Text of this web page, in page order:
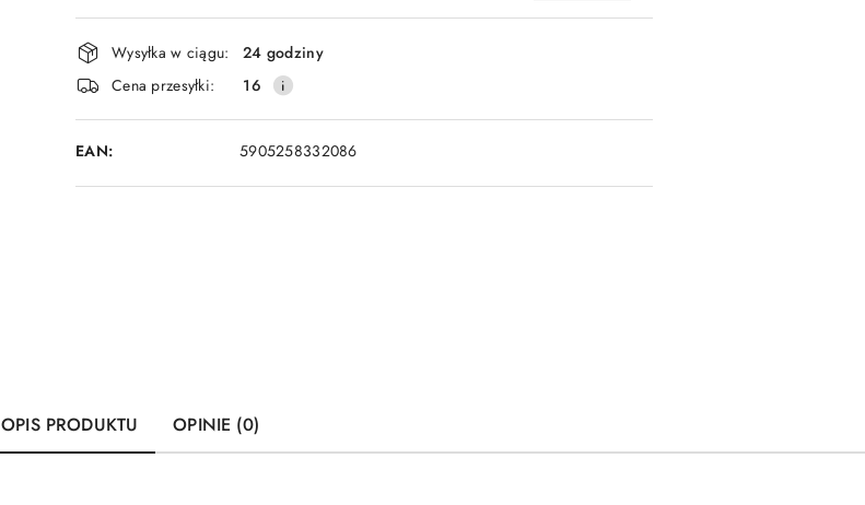
Wyślij
Dostępność
i
dostawa
Wysyłka w ciągu:
24 godziny
Cena przesyłki:
16
EAN: 5905258332086
OPIS PRODUKTU OPINIE (0)